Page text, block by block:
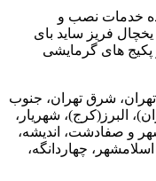
خدمات نصب و
فریز ساید بای
پکیج های گرمایشی
شرق تهران، جنوب
البرز(کرج)، شهریار،
و صفادشت، اندیشه،
چهاردانگه،